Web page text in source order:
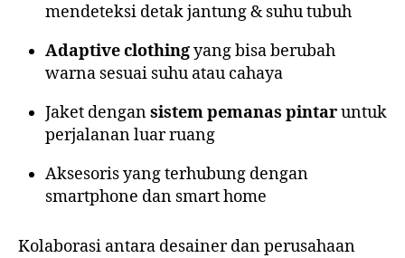
mendeteksi detak jantung & suhu tubuh
Adaptive clothingyang bisa berubah
warna sesuai suhu atau cahaya
Jaket dengansistem pemanas pintaruntuk
perjalanan luar ruang
Aksesoris yang terhubung dengan
smartphone dan smart home
Kolaborasi antara desainer dan perusahaan